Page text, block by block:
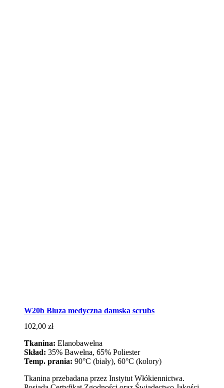
W20b Bluza medyczna damska scrubs
102,00 zł
Tkanina: Elanobawełna
Skład: 35% Bawełna, 65% Poliester
Temp. prania: 90°C (biały), 60°C (kolory)
Tkanina przebadana przez Instytut Włókiennictwa.